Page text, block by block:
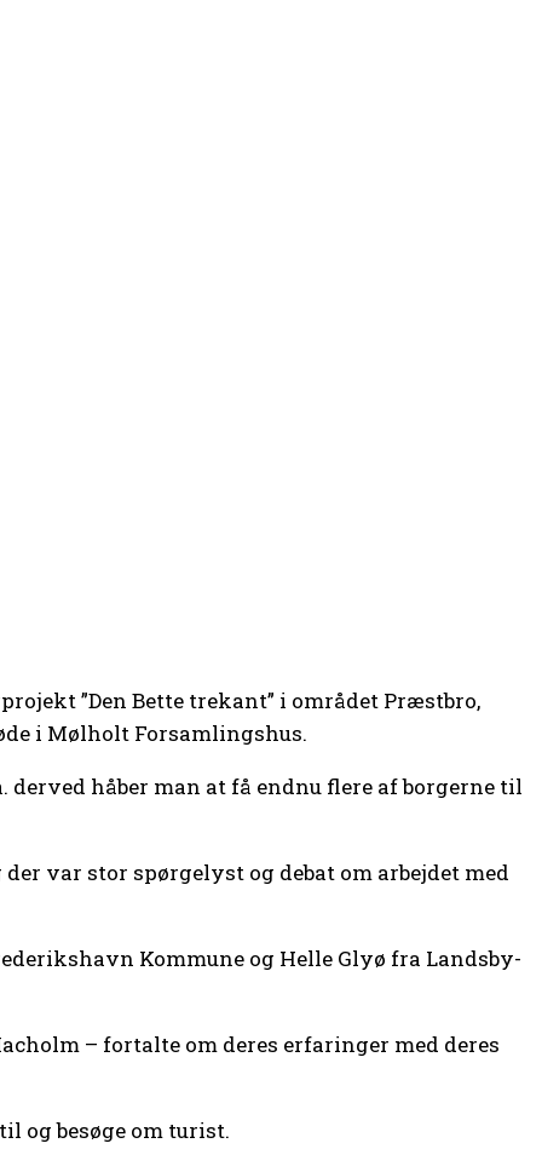
”Den Bette trekant” i området Præstbro,
i Mølholt Forsamlingshus.
håber man at få endnu flere af borgerne til
var stor spørgelyst og debat om arbejdet med
Kommune og Helle Glyø fra Landsby-
– fortalte om deres erfaringer med deres
og besøge om turist.